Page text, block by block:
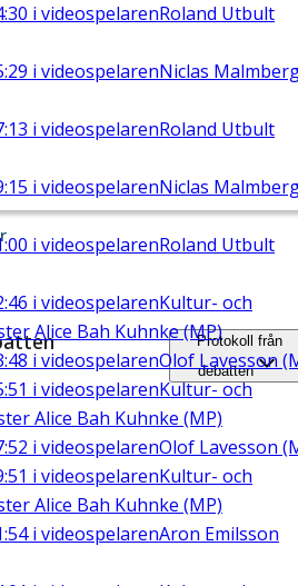
i videospelarenRoland Utbult
i videospelarenNiclas
i videospelarenRoland Utbult
i videospelarenNiclas
i videospelarenRoland Utbult
i videospelarenKultur- och
Alice Bah Kuhnke (MP)
i videospelarenOlof Lavesson
i videospelarenKultur- och
Alice Bah Kuhnke (MP)
i videospelarenOlof Lavesson
i videospelarenKultur- och
Alice Bah Kuhnke (MP)
i videospelarenAron Emilsson
Protokoll från
debatten